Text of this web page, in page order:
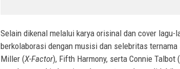
Selain dikenal melalui karya orisinal dan cover lagu-
berkolaborasi dengan musisi dan selebritas
Miller (X-Factor), Fifth Harmony, serta Connie Talbot (